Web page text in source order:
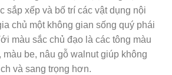
sắp xếp và bố trí các vật dụng nội
chủ một không gian sống quý phái
màu sắc chủ đạo là các tông màu
be, nâu gỗ walnut giúp không
và sang trọng hơn.